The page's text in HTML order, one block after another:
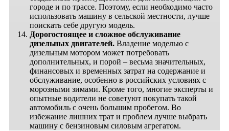
городе и по трассе. Поэтому, если необходимо часто
использовать машину в сельской местности, лучше
поискать себе другую модель.
Дорогостоящее и сложное обслуживание
дизельных двигателей. Владение моделью с
дизельным мотором может потребовать
дополнительных, и порой – весьма значительных,
финансовых и временных затрат на содержание и
обслуживание, особенно в российских условиях с
морозными зимами. Кроме того, многие эксперты и
опытные водители не советуют покупать такой
автомобиль с очень большим пробегом. Во
избежание лишних трат и проблем лучше выбрать
машину с бензиновым силовым агрегатом.